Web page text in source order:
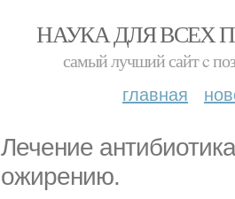
НАУКА ДЛЯ ВСЕХ
самый лучший сайт c
главная
Лечение
ожирению.